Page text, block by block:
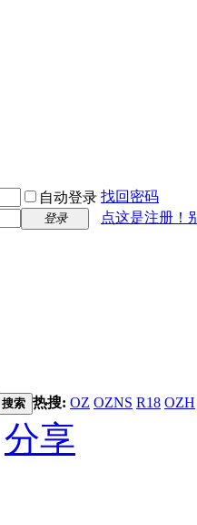
自动登录 找回密码
登录
点这是注册！
搜索 热搜: OZ OZNS R18 OZH
分享